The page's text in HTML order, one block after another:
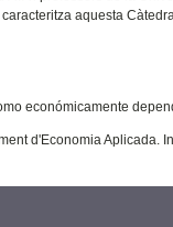
aquesta Càtedra.
económicamente
d'Economia Aplicada.